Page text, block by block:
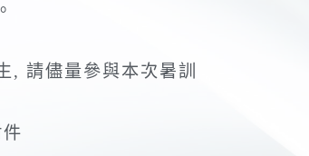
請儘量參與本次暑訓